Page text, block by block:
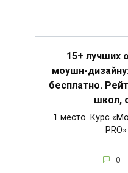
15+ лучших
моушн-
бесплатно.
школ,
1 место. Курс
0